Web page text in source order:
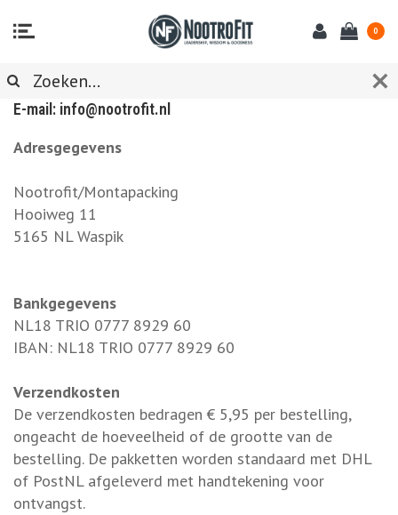
0
KLANTENSERVICE
E-mail: info@nootrofit.nl
Adresgegevens
Nootrofit/Montapacking
Hooiweg 11
5165 NL Waspik
Bankgegevens
NL18 TRIO 0777 8929 60
IBAN: NL18 TRIO 0777 8929 60
Verzendkosten
De verzendkosten bedragen € 5,95 per bestelling,
ongeacht de hoeveelheid of de grootte van de
bestelling. De pakketten worden standaard met DHL
of PostNL afgeleverd met handtekening voor
ontvangst.